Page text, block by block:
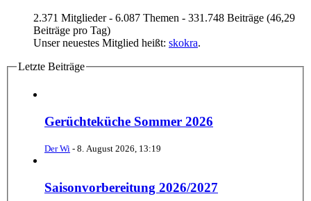
2.371 Mitglieder - 6.087 Themen - 331.748 Beiträge (46,29
Beiträge pro Tag)
Unser neuestes Mitglied heißt: skokra.
Letzte Beiträge
Gerüchteküche Sommer 2026
Der Wi - 8. August 2026, 13:19
Saisonvorbereitung 2026/2027